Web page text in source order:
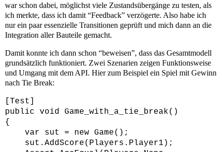
war schon dabei, möglichst viele Zustandsübergänge zu testen, als
ich merkte, dass ich damit “Feedback” verzögerte. Also habe ich
nur ein paar essenzielle Transitionen geprüft und mich dann an die
Integration aller Bauteile gemacht.
Damit konnte ich dann schon “beweisen”, dass das Gesamtmodell
grundsätzlich funktioniert. Zwei Szenarien zeigen Funktionsweise
und Umgang mit dem API. Hier zum Beispiel ein Spiel mit Gewinn
nach Tie Break:
[Test]
public void Game_with_a_tie_break()
{
var sut = new Game();
sut.AddScore(Players.Player1);